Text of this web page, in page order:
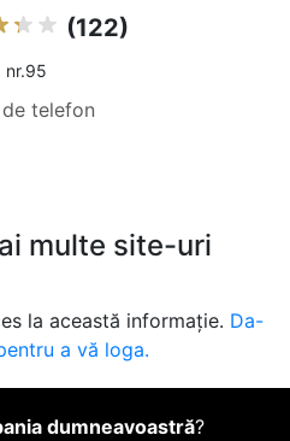
(122)
nr.95
telefon
multe site-uri
la această informație. Da-
a vă loga.
dumneavoastră?